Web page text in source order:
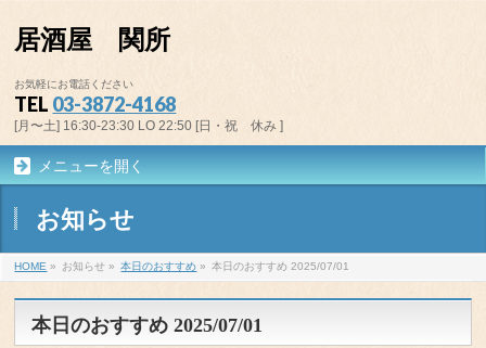
居酒屋 関所
お気軽にお電話ください
TEL 03-3872-4168
[月〜土] 16:30-23:30 LO 22:50 [日・祝 休み ]
メニューを開く
お知らせ
HOME » お知らせ » 本日のおすすめ » 本日のおすすめ 2025/07/01
本日のおすすめ 2025/07/01